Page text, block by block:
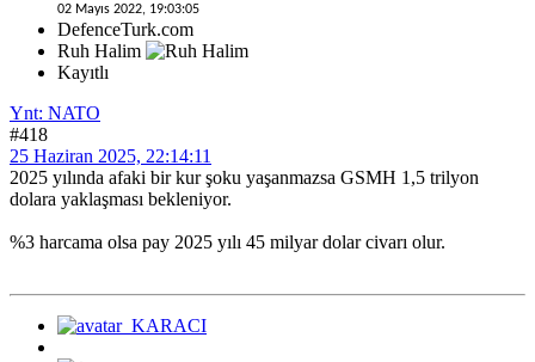
02 Mayıs 2022, 19:03:05
DefenceTurk.com
Ruh Halim
Kayıtlı
Ynt: NATO
#418
25 Haziran 2025, 22:14:11
2025 yılında afaki bir kur şoku yaşanmazsa GSMH 1,5 trilyon
dolara yaklaşması bekleniyor.
%3 harcama olsa pay 2025 yılı 45 milyar dolar civarı olur.